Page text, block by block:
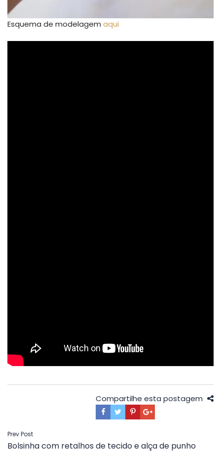
Esquema de modelagem aqui
Compartilhe esta postagem
Navegação
de
Prev Post
Bolsinha com retalhos de tecido e alça de punho